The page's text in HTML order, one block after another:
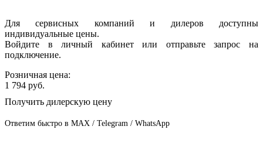
Для сервисных компаний и дилеров доступны
индивидуальные цены.
Войдите в личный кабинет или отправьте запрос на
подключение.
Розничная цена:
1 794 руб.
Получить дилерскую цену
Ответим быстро в MAX / Telegram / WhatsApp